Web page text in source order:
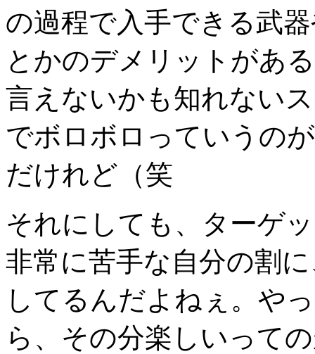
の過程で入手できる武
とかのデメリットがあ
言えないかも知れない
でボロボロっていうの
だけれど（笑
それにしても、ターゲ
非常に苦手な自分の割
してるんだよねぇ。や
ら、その分楽しいって